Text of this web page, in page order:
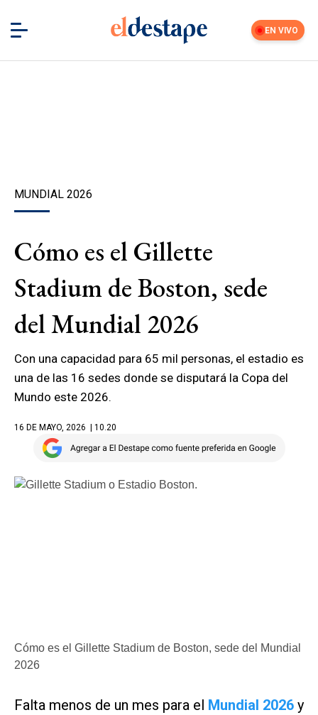
EN VIVO
MUNDIAL 2026
Cómo es el Gillette
Stadium de Boston, sede
del Mundial 2026
Con una capacidad para 65 mil personas, el estadio es
una de las 16 sedes donde se disputará la Copa del
Mundo este 2026.
16 DE MAYO, 2026 | 10.20
Cómo es el Gillette Stadium de Boston, sede del Mundial
2026
Falta menos de un mes para el Mundial 2026 y